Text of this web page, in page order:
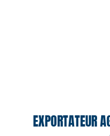
EXPORTATEUR